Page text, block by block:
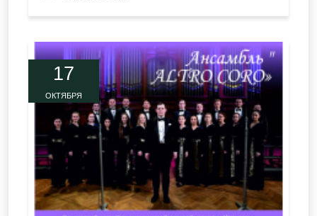
17
ОКТЯБРЯ